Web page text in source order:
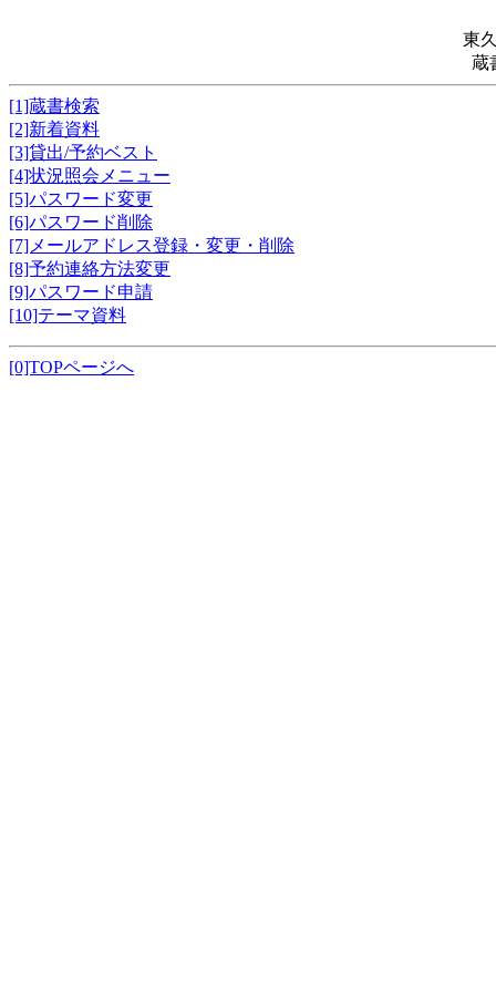
東
蔵
[1]蔵書検索
[2]新着資料
[3]貸出/予約ベスト
[4]状況照会メニュー
[5]パスワード変更
[6]パスワード削除
[7]メールアドレス登録・変更・削除
[8]予約連絡方法変更
[9]パスワード申請
[10]テーマ資料
[0]TOPページへ